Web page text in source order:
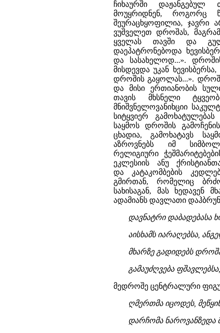
ჩიხაურში
მოუყრიდნენ, როგორც
შეურაცხყოფილია, ჯავრი
ვუშველეთ დროშას,
ყველას თავში და
დაეპატრონებოდა
და სასახელოდ...».
მისდევდა უკან
დროშის გაყოლას...».
და მისი ერთიანობის
თავის მხსნელი
მნიშვნელოვანიხციი
სიტყვიერ
საყმოს დროშის
ცხადია, გამოხატავს
აზროვნებს იმ
რელიგიური
ეკლესიის ანუ
და კატაკომბების
გმირთან, რომელიც
სახისაგან, მას
ადამიანს დავლათი
დავნატრი დაბადებასა
აისხამს იარაღებსა,
მხარზე გადიდებს
გამაუძღვება
მედროშე ცენტრალური
ღმერთმა იცოდეს,
დარჩომა ნაროვანზედა